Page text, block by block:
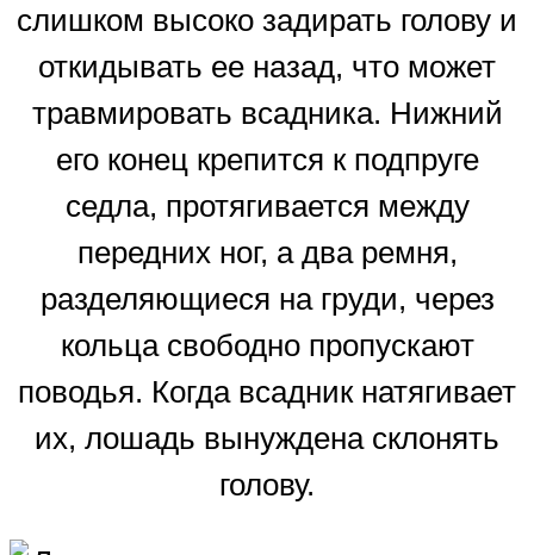
слишком высоко задирать голову и
откидывать ее назад, что может
травмировать всадника. Нижний
его конец крепится к подпруге
седла, протягивается между
передних ног, а два ремня,
разделяющиеся на груди, через
кольца свободно пропускают
поводья. Когда всадник натягивает
их, лошадь вынуждена склонять
голову.